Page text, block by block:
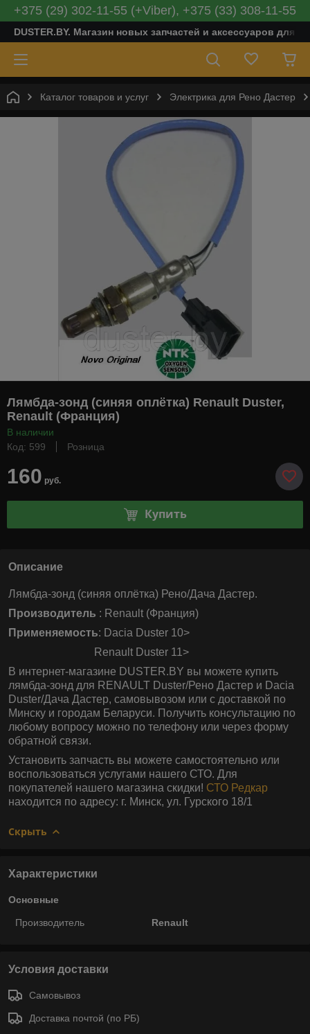
+375 (29) 302-11-55 (+Viber), +375 (33) 308-11-55
DUSTER.BY. Магазин новых запчастей и аксессуаров для
Каталог товаров и услуг Электрика для Рено Дастер
Лямбда-зонд (синяя оплётка) Renault Duster,
Renault (Франция)
В наличии
Код: 599
Розница
160 руб.
Купить
Описание
Лямбда-зонд (синяя оплётка) Рено/Дача Дастер.
Производитель : Renault (Франция)
Применяемость: Dacia Duster 10>
Renault Duster 11>
В интернет-магазине DUSTER.BY вы можете купить
лямбда-зонд для RENAULT Duster/Рено Дастер и Dacia
Duster/Дача Дастер, самовывозом или с доставкой по
Минску и городам Беларуси. Получить консультацию по
любому вопросу можно по телефону или через форму
обратной связи.
Установить запчасть вы можете самостоятельно или
воспользоваться услугами нашего СТО. Для
покупателей нашего магазина скидки! СТО Редкар
находится по адресу: г. Минск, ул. Гурского 18/1
Скрыть
Характеристики
Основные
Производитель Renault
Условия доставки
Самовывоз
Доставка почтой (по РБ)